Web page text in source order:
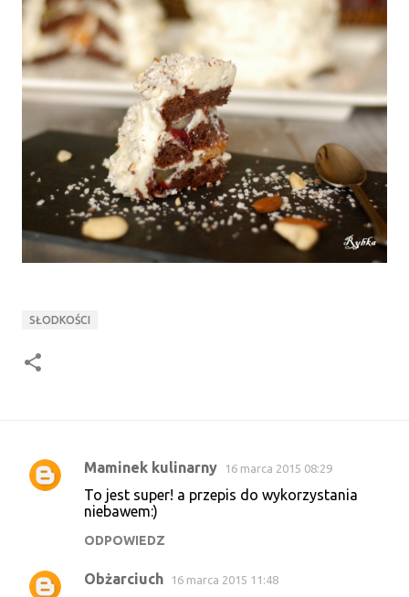
SŁODKOŚCI
K
n
Maminek kulinarny 16 marca 2015 08:29
To jest super! a przepis do wykorzystania
niebawem:)
ODPOWIEDZ
Obżarciuch 16 marca 2015 11:48